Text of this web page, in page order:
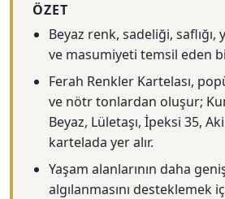
ÖZET
Beyaz renk, sadeliği, saflığı,
ve masumiyeti temsil eden
Ferah Renkler Kartelası,
ve nötr tonlardan oluşur;
Beyaz, Lületaşı, İpeksi 35,
kartelada yer alır.
Yaşam alanlarının daha
algılanmasını desteklemek